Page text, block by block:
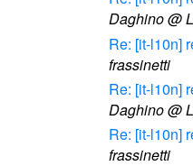
Daghino @
Re: [it-l10n]
frassinetti
Re: [it-l10n]
Daghino @
Re: [it-l10n]
frassinetti